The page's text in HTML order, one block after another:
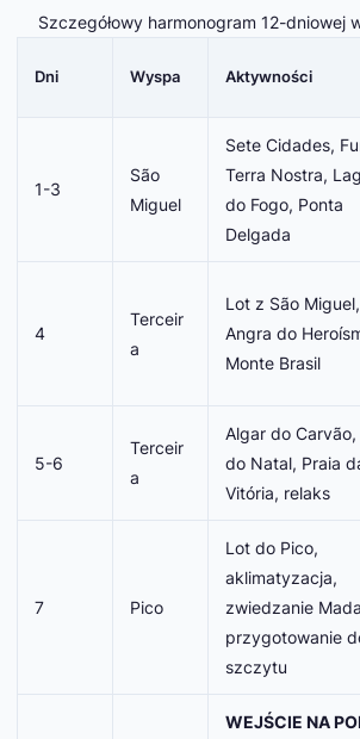
Szczegółowy harmonogram 12-dniowej
Dni Wyspa Aktywności
1-3
São
Miguel
Sete Cidades,
Terra Nostra,
do Fogo, Ponta
Delgada
4
Terceir
a
Lot z São Miguel,
Angra do
Monte Brasil
5-6
Terceir
a
Algar do Carvão,
do Natal, Praia
Vitória, relaks
7 Pico
Lot do Pico,
aklimatyzacja,
zwiedzanie
przygotowanie
szczytu
WEJŚCIE NA